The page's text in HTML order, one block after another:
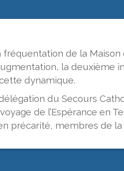
fréquentation de la Maison
la deuxième
dynamique.
du Secours
de l’Espérance en
précarité, membres de